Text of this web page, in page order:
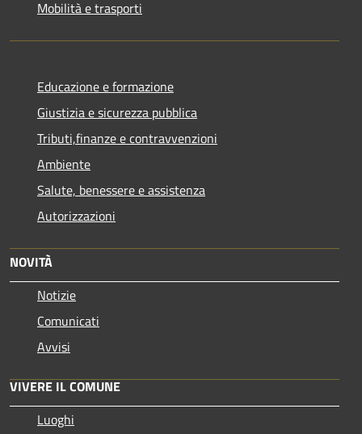
Mobilità e trasporti
Educazione e formazione
Giustizia e sicurezza pubblica
Tributi,finanze e contravvenzioni
Ambiente
Salute, benessere e assistenza
Autorizzazioni
NOVITÀ
Notizie
Comunicati
Avvisi
VIVERE IL COMUNE
Luoghi